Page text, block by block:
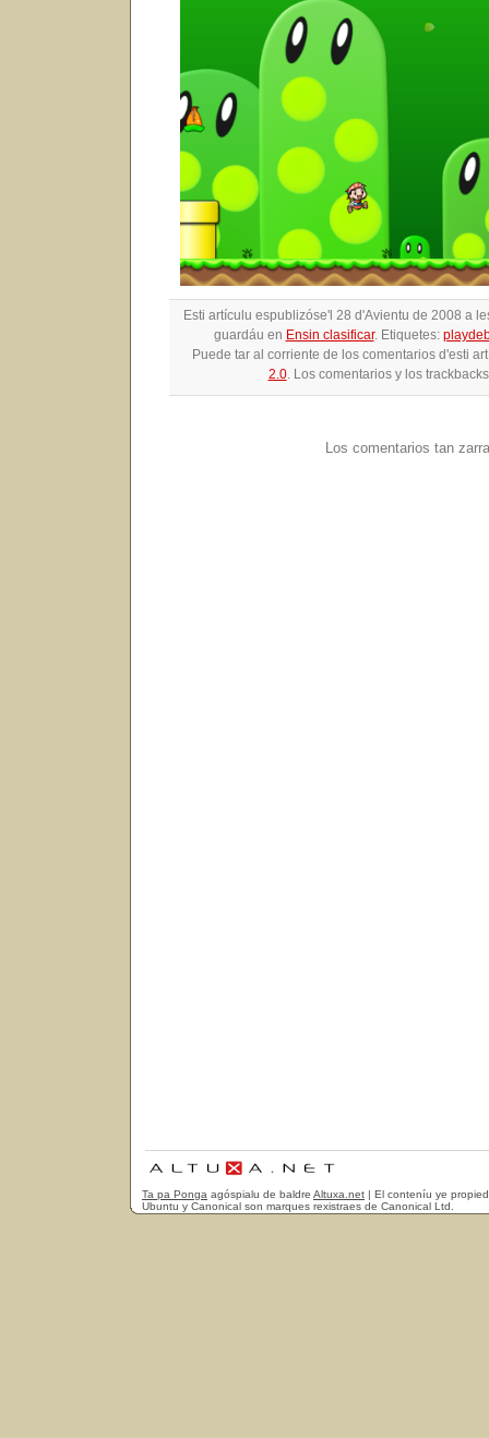
Esti artículu espublizóse'l 28 d'Avientu de 2008 a
guardáu en Ensin clasificar. Etiquetes:
Puede tar al corriente de los comentarios d'esti
2.0. Los comentarios y los
Los comentarios tan
Ta pa Ponga agóspialu de baldre Altuxa.net | El conteníu ye
Ubuntu y Canonical son marques rexistraes de Canonical Ltd.